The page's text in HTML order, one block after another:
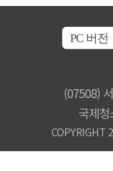
PC 버전
(07508)
국제
COPYRIGHT